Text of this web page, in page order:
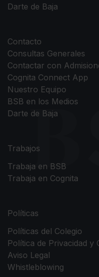
Darte de Baja
Contacto
Consultas Generales
Contactar con
Cognita Connect App
Nuestro Equipo
BSB en los Medios
Darte de Baja
Trabajos
Trabaja en BSB
Trabaja en Cognita
Políticas
Políticas del Colegio
Política de Privacidad y
Aviso Legal
Whistleblowing